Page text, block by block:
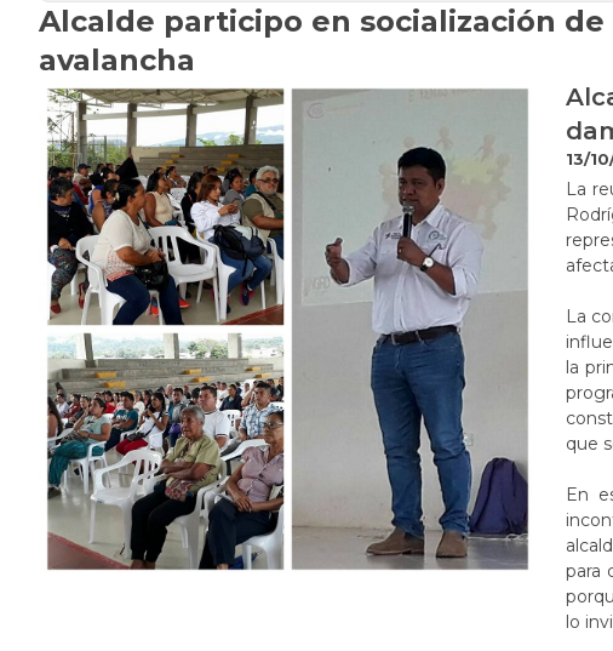
Alcalde participo en socialización
avalancha
13/
​​La
La
la
que
En
para
lo